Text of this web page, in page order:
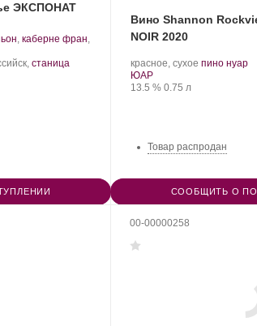
ЭКСПОНАТ
, каберне фран,
станица
Вино Shannon
NOIR 2020
красное, сухое .пино нуар.
Регион:
ЮАР
Крепость
13.5 %. Объем
0.75 л
Товар распродан
СООБЩИТЬ О
00-00000258